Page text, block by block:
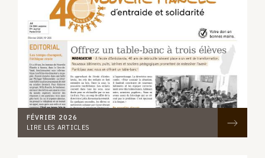
FÉVRIER 2026
LIRE LES ARTICLES